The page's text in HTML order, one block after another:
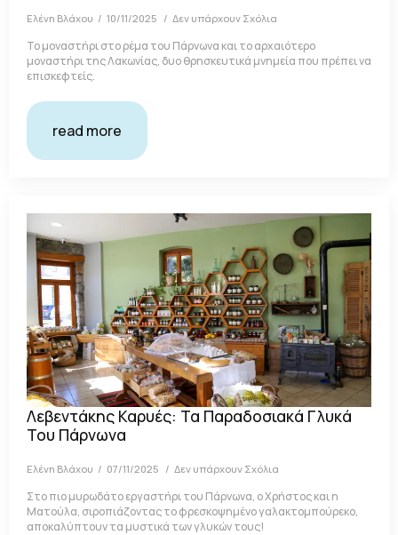
Ελένη Βλάχου 10/11/2025 Δεν υπάρχουν Σχόλια
Το μοναστήρι στο ρέμα του Πάρνωνα και το αρχαιότερο
μοναστήρι της Λακωνίας, δυο θρησκευτικά μνημεία που πρέπει να
επισκεφτείς.
read more
Λεβεντάκης Καρυές: Τα Παραδοσιακά Γλυκά
Του Πάρνωνα
Ελένη Βλάχου 07/11/2025 Δεν υπάρχουν Σχόλια
Στο πιο μυρωδάτο εργαστήρι του Πάρνωνα, ο Χρήστος και η
Ματούλα, σιροπιάζοντας το φρεσκοψημένο γαλακτομπούρεκο,
αποκαλύπτουν τα μυστικά των γλυκών τους!